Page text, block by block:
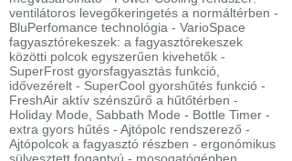
ventilátoros levegőkeringetés a normáltérben -
BluPerfomance technológia - VarioSpace
fagyasztórekeszek: a fagyasztórekeszek
közötti polcok egyszerűen kivehetők -
SuperFrost gyorsfagyasztás funkció,
idővezérelt - SuperCool gyorshűtés funkció -
FreshAir aktív szénszűrő a hűtőtérben -
Holiday Mode, Sabbath Mode - Bottle Timer -
extra gyors hűtés - Ajtópolc rendszerező -
Ajtópolcok a fagyasztó részben - ergonómikus